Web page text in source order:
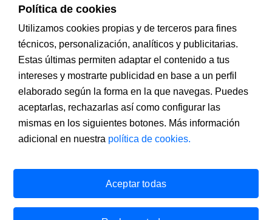
en nuestra política de cookies.
tomo/I.R.U.S. 1000152932861, folio 873, hoja B-1561, NIF
A08000143. Entidad de crédito sujeta a la supervisión del Banco de
España e inscrita en el Registro administrativo especial con el
número 0081. Dirección de correo electrónico:
infobs@bancsabadell.com. Banco de Sabadell, S.A., 2020. Todos
Política de cookies
Utilizamos cookies propias y de terceros para fines
técnicos, personalización, analíticos y publicitarias.
Estas últimas permiten adaptar el contenido a tus
intereses y mostrarte publicidad en base a un perfil
elaborado según la forma en la que navegas. Puedes
aceptarlas, rechazarlas así como configurar las
mismas en los siguientes botones. Más información
adicional en nuestra política de cookies.
Aceptar todas